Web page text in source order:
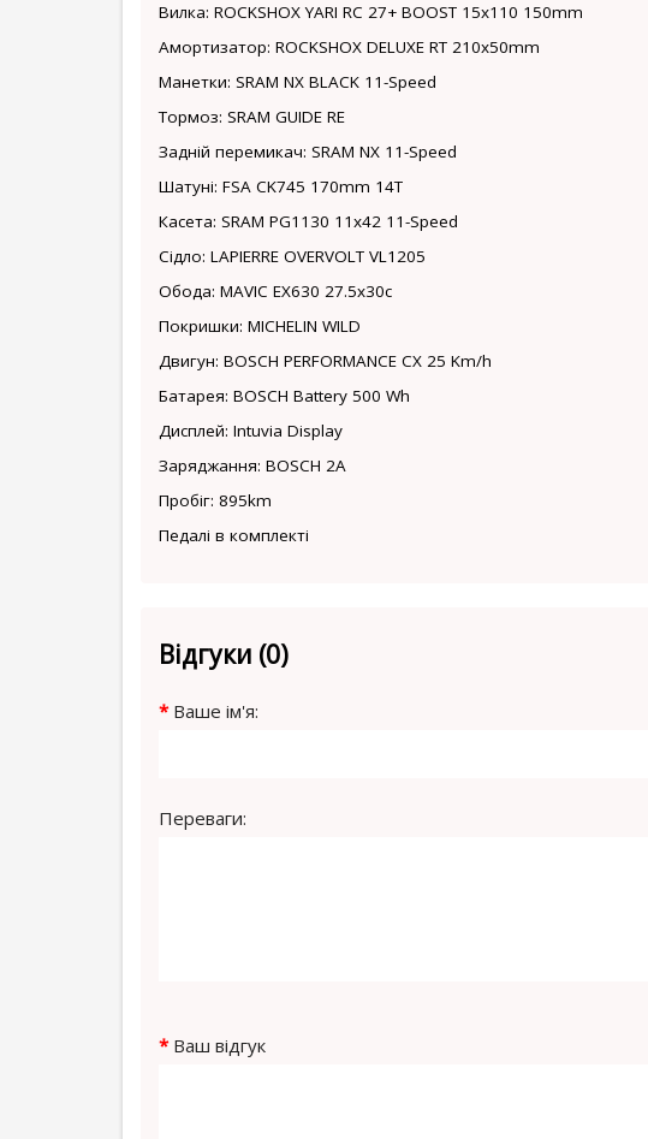
Вилка: ROCKSHOX YARI RC 27+ BOOST 15x110 150mm
Амортизатор: ROCKSHOX DELUXE RT 210x50mm
Манетки: SRAM NX BLACK 11-Speed
Тормоз: SRAM GUIDE RE
Задній перемикач: SRAM NX 11-Speed
Шатуні: FSA CK745 170mm 14T
Касета: SRAM PG1130 11x42 11-Speed
Сідло: LAPIERRE OVERVOLT VL1205
Обода: MAVIC EX630 27.5x30c
Покришки: MICHELIN WILD
Двигун: BOSCH PERFORMANCE CX 25 Km/h
Батарея: BOSCH Battery 500 Wh
Дисплей: Intuvia Display
Заряджання: BOSCH 2A
Пробіг: 895km
Педалі в комплекті
Відгуки (0)
Ваше ім'я:
Переваги:
Ваш відгук